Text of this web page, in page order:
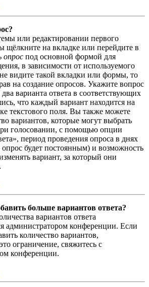
или редактировании первого
щёлкните на вкладке или перейдите в
опрос под основной формой для
в зависимости от используемого
видите такой вкладки или формы, то
на создание опросов. Укажите вопрос
варианта ответа в соответствующих
что каждый вариант находится на
текстового поля. Вы также можете
вариантов, которые могут выбрать
голосовании, с помощью опции
период проведения опроса в днях
опрос будет постоянным) и возможность
вариант, за который они
больше вариантов ответа?
вариантов ответа
администратором конференции. Если
количество вариантов,
ограничение, свяжитесь с
конференции.